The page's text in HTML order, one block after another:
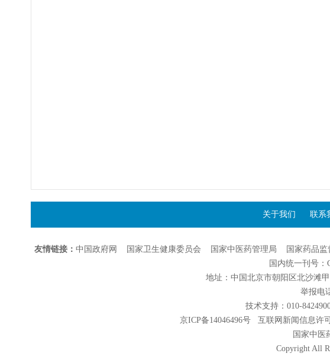
关于我们 联系
友情链接： 中国政府网 国家卫生健康委员会 国家中医药管理局 国家药品
国内统一刊号：
地址：中国北京市朝阳区北沙滩
举报电
技术支持：010-
京ICP备14046496号
互联网新闻信息许
国家中医
Copyright All